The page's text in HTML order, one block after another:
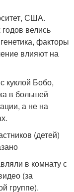
США.
велись
факторы
влияют на
куклой Бобо,
в большей
а не на
(детей)
в комнату с
(за
группе).